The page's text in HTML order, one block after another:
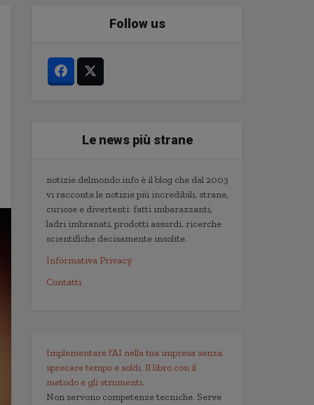
Follow us
Le news più strane
notizie.delmondo.info è il blog che dal 2003
vi racconta le notizie più incredibili, strane,
curiose e divertenti: fatti imbarazzanti,
ladri imbranati, prodotti assurdi, ricerche
scientifiche decisamente insolite.
Informativa Privacy
Contatti
Implementare l'AI nella tua impresa senza
sprecare tempo e soldi. Il libro con il
metodo e gli strumenti.
Non servono competenze tecniche. Serve